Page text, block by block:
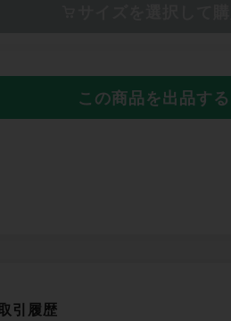
この商品を出品する
引履歴